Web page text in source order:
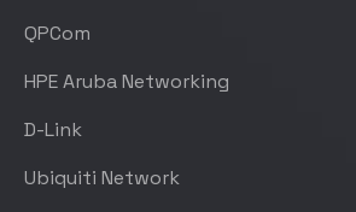
QPCom
HPE Aruba Networking
D-Link
Ubiquiti Network